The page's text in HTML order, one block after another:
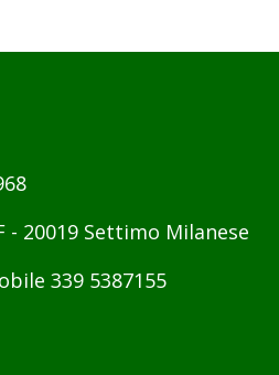
- 20019 Settimo Milanese
339 5387155